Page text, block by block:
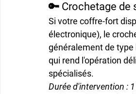
🔑 Crochetage de
Si votre coffre-fort
électronique), le
généralement de
qui rend l'opération
spécialisés.
Durée d'intervention :